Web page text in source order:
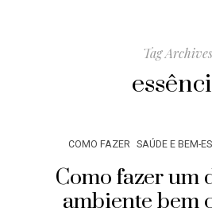
Tag Archives
COMO FAZER SAÚDE E BEM-
Como fazer um
ambiente bem